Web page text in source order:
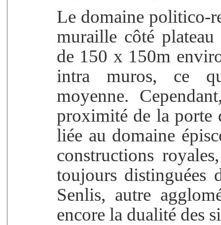
Le domaine politico-
muraille côté
de 150 x 150m
intra muros, ce
moyenne.
proximité de la porte
liée au domaine
constructions
toujours distinguées
Senlis, autre
encore la dualité des